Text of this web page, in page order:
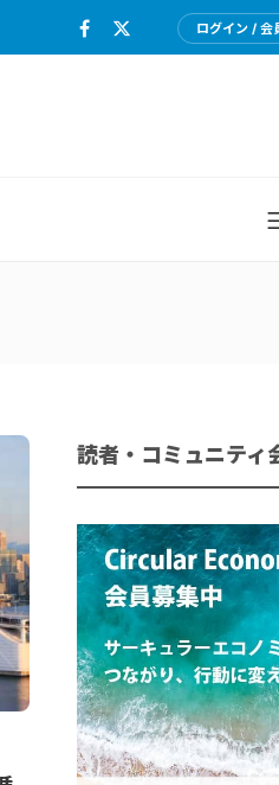
ログイン / 会
読者・コミュニティ